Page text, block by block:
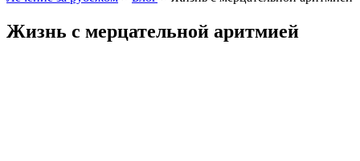
Жизнь с мерцательной аритмией